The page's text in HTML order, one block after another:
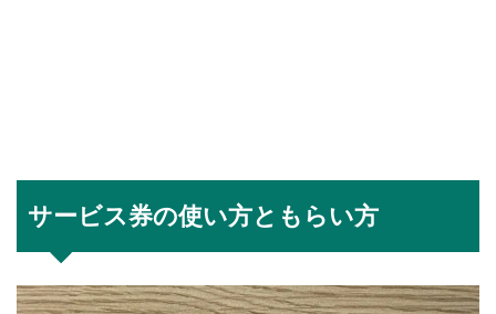
サービス券の使い方ともらい方